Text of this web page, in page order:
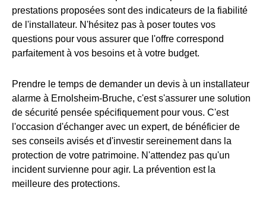
prestations proposées sont des indicateurs de la fiabilité
de l'installateur. N'hésitez pas à poser toutes vos
questions pour vous assurer que l'offre correspond
parfaitement à vos besoins et à votre budget.
Prendre le temps de demander un devis à un installateur
alarme à Ernolsheim-Bruche, c'est s'assurer une solution
de sécurité pensée spécifiquement pour vous. C'est
l'occasion d'échanger avec un expert, de bénéficier de
ses conseils avisés et d'investir sereinement dans la
protection de votre patrimoine. N'attendez pas qu'un
incident survienne pour agir. La prévention est la
meilleure des protections.